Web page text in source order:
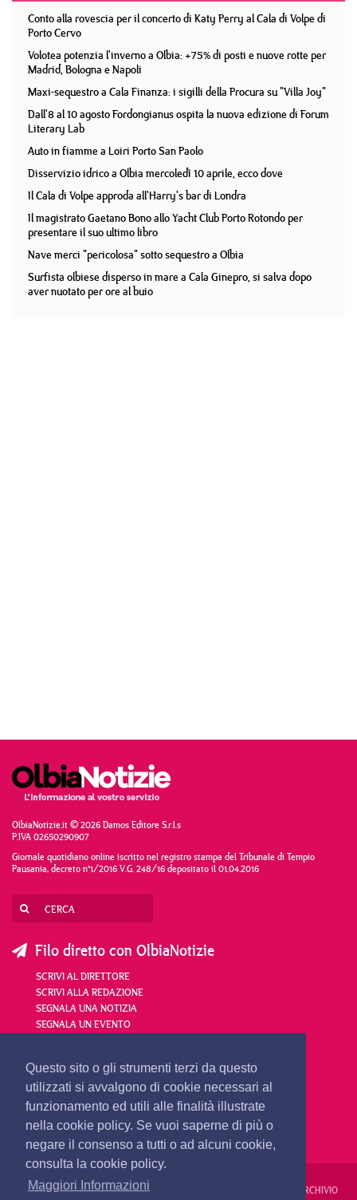
Questo sito o gli strumenti terzi da questo
utilizzati si avvalgono di cookie necessari al
funzionamento ed utili alle finalità illustrate
nella cookie policy. Se vuoi saperne di più o
negare il consenso a tutti o ad alcuni cookie,
consulta la cookie policy.
Maggiori Informazioni
Conto alla rovescia per il concerto di Katy Perry al Cala di Volpe di
Porto Cervo
Volotea potenzia l'inverno a Olbia: +75% di posti e nuove rotte per
Madrid, Bologna e Napoli
Maxi-sequestro a Cala Finanza: i sigilli della Procura su "Villa Joy"
Dall'8 al 10 agosto Fordongianus ospita la nuova edizione di Forum
Literary Lab
Auto in fiamme a Loiri Porto San Paolo
Disservizio idrico a Olbia mercoledì 10 aprile, ecco dove
Il Cala di Volpe approda all'Harry's bar di Londra
Il magistrato Gaetano Bono allo Yacht Club Porto Rotondo per
presentare il suo ultimo libro
Nave merci "pericolosa" sotto sequestro a Olbia
Surfista olbiese disperso in mare a Cala Ginepro, si salva dopo
aver nuotato per ore al buio
OlbiaNotizie.it © 2026 Damos Editore S.r.l.s
P.IVA 02650290907
Giornale quotidiano online iscritto nel registro stampa del Tribunale di Tempio
Pausania, decreto n°1/2016 V.G. 248/16 depositato il 01.04.2016
Filo diretto con OlbiaNotizie
SCRIVI AL DIRETTORE
SCRIVI ALLA REDAZIONE
SEGNALA UNA NOTIZIA
SEGNALA UN EVENTO
redazione@olbianotizie.it
REDAZIONE PUBBLICITÀ PRIVACY E COOKIES ARCHIVIO